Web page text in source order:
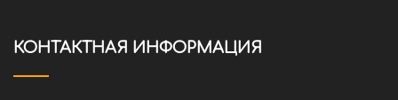
КОНТАКТНАЯ ИНФОРМАЦИЯ